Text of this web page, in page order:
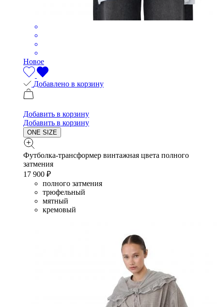
Новое
Добавлено в корзину
Добавить в корзину
Добавить в корзину
ONE SIZE
Футболка-трансформер винтажная цвета полного
затмения
17 900 ₽
полного затмения
трюфельный
мятный
кремовый